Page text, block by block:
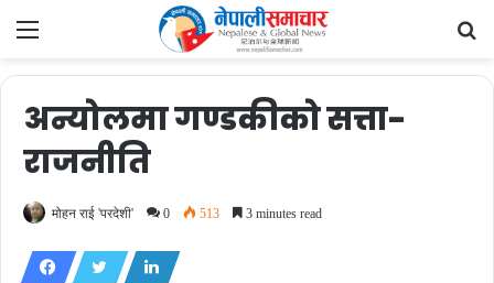
Menu
अन्योलमा गण्डकीको सत्ता-
राजनीति
मोहन राई 'परदेशी' 0 513 3 minutes read